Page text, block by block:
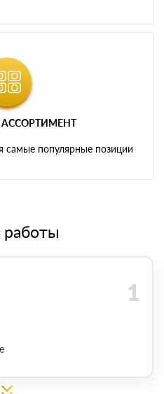
самые популярные позиции
работы